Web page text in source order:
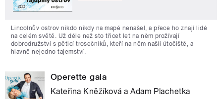
Lincolnův ostrov nikdo nikdy na mapě nenašel, a přece ho znají lidé
na celém světě. Už déle než sto třicet let na něm prožívají
dobrodružství s pěticí trosečníků, kteří na něm našli útočiště, a
hlavně nejedno tajemství.
Operette gala
Kateřina Kněžíková a Adam Plachetka